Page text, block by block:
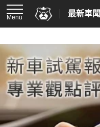
Menu 最新車聞